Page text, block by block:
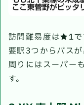
訪問難易度は★1で
要駅3つからバスが
周りにはスーパー
す。